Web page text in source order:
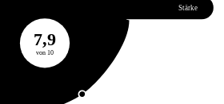
7,9
von 10
Stärke